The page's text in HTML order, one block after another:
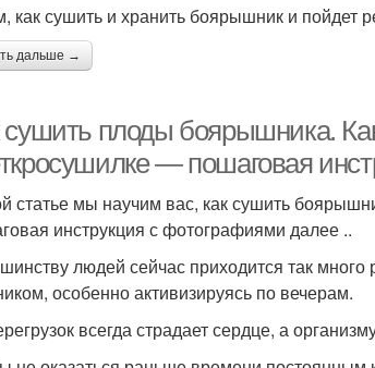
как сушить и хранить боярышник и пойдет
дальше →
сушить плоды боярышника.
— пошаговая
статье мы научим вас, как сушить
инструкция с фотографиями далее ..
людей сейчас приходится так много
особенно активизируясь по вечерам.
всегда страдает сердце, а